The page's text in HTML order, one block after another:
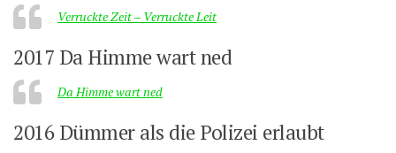
Verruckte Zeit – Verruckte Leit
2017 Da Himme wart ned
Da Himme wart ned
2016 Dümmer als die Polizei erlaubt